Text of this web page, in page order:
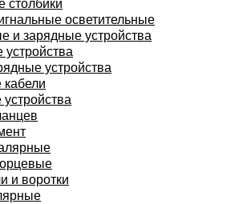
осветительные
и зарядные устройства
устройства
и воротки